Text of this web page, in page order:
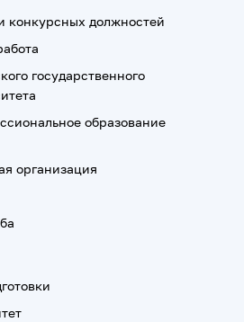
должностей
государственного
образование
организация